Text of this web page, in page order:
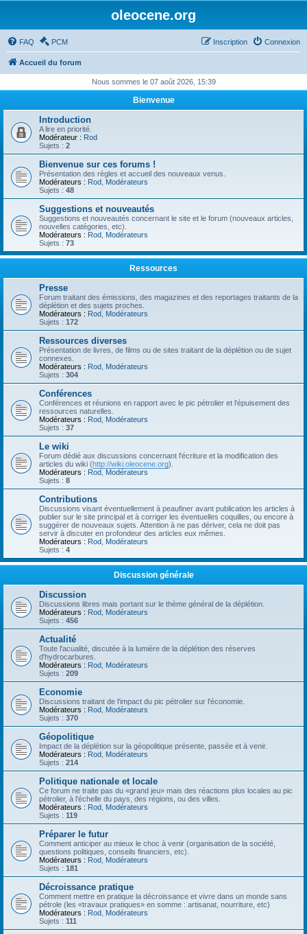
oleocene.org
FAQ PCM Connexion
Inscription
Accueil du forum
Nous sommes le 07 août 2026, 15:39
Bienvenue
Introduction
A lire en priorité.
Modérateur : Rod
Sujets : 2
Bienvenue sur ces forums !
Présentation des règles et accueil des nouveaux venus.
Modérateurs : Rod Modérateurs
Sujets : 48
Suggestions et nouveautés
Suggestions et nouveautés concernant le site et le forum (nouveaux articles,
nouvelles catégories, etc).
Modérateurs : Rod Modérateurs
Sujets : 73
Ressources
Presse
Forum traitant des émissions, des magazines et des reportages traitants de la
déplétion et des sujets proches.
Modérateurs : Rod Modérateurs
Sujets : 172
Ressources diverses
Présentation de livres, de films ou de sites traitant de la déplétion ou de sujet
connexes.
Modérateurs : Rod Modérateurs
Sujets : 304
Conférences
Conférences et réunions en rapport avec le pic pétrolier et l'épuisement des
ressources naturelles.
Modérateurs : Rod Modérateurs
Sujets : 37
Le wiki
Forum dédié aux discussions concernant l'écriture et la modification des
articles du wiki (http://wiki.oleocene.org).
Modérateurs : Rod Modérateurs
Sujets : 8
Contributions
Discussions visant éventuellement à peaufiner avant publication les articles à
publier sur le site principal et à corriger les éventuelles coquilles, ou encore à
suggérer de nouveaux sujets. Attention à ne pas dériver, cela ne doit pas
servir à discuter en profondeur des articles eux mêmes.
Modérateurs : Rod Modérateurs
Sujets : 4
Discussion générale
Discussion
Discussions libres mais portant sur le thème général de la déplétion.
Modérateurs : Rod Modérateurs
Sujets : 456
Actualité
Toute l'acualité, discutée à la lumière de la déplétion des réserves
d'hydrocarbures.
Modérateurs : Rod Modérateurs
Sujets : 209
Economie
Discussions traitant de l'impact du pic pétrolier sur l'économie.
Modérateurs : Rod Modérateurs
Sujets : 370
Géopolitique
Impact de la déplétion sur la géopolitique présente, passée et à venir.
Modérateurs : Rod Modérateurs
Sujets : 214
Politique nationale et locale
Ce forum ne traite pas du «grand jeu» mais des réactions plus locales au pic
pétrolier, à l'échelle du pays, des régions, ou des villes.
Modérateurs : Rod Modérateurs
Sujets : 119
Préparer le futur
Comment anticiper au mieux le choc à venir (organisation de la société,
questions politiques, conseils financiers, etc).
Modérateurs : Rod Modérateurs
Sujets : 181
Décroissance pratique
Comment mettre en pratique la décroissance et vivre dans un monde sans
pétrole (les «travaux pratiques» en somme : artisanat, nourriture, etc)
Modérateurs : Rod Modérateurs
Sujets : 111